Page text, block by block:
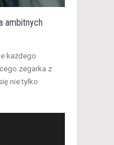
ambitnych
każdego
zegarka z
nie tylko